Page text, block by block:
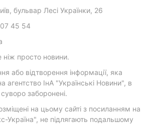
бульвар Лесі Українки, 26
45 54
ніж просто новини.
або відтворення інформації, яка
агентство ІнА "Українські Новини", в
заборонені.
на цьому сайті з посиланням на
Україна", не підлягають подальшому